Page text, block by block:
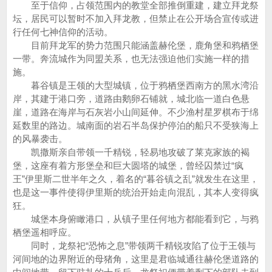
至于信仰，占领范围内的教堂全部推倒重建，建立拜龙祭
坛，居民可以暂时不加入拜龙教，但禁止在公开场合宣传或进
行任何七神信仰的活动。
目前拜龙军的势力范围只能涵盖赫伦堡，鹿角堡和鸦栖堡
一带。奔流城作为同盟关系，也无法强迫他们实施一样的措
施。
暮谷镇是王领的大型城镇，位于鸦栖堡西南方的黑水湾沿
岸，其建于港口旁，道路由鹅卵石铺就，城北临一道白色悬
崖，道路在海岸与石灰岩小山间延伸。不少渔村星罗棋布于绵
延数里的路边。城南面的岩石半岛保护停泊的船只不受狭海上
的风暴袭击。
凯撒斯亲自带领一千精锐，轻易地攻破了莱克家族的褐
堡，这座有着方形堡垒和巨大圆塔的城堡，曾经囚禁过“疯
王”伊里斯二世半年之久，着名的“暮谷镇之乱”就发生在这里，
也是这一事件使得伊里斯的统治开始走向混乱，其本人变得疯
狂。
城堡本身俯瞰港口，从镇子里任何地方都能看到它，与鸦
栖堡遥相呼应。
同时，龙祭祀“恐怖之息”带领两千精锐攻陷了位于王领与
河间地的边界附近的母猪角，这里是君临城通往赫伦堡道路的